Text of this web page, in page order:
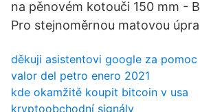
na pěnovém kotouči 150 mm -
Pro stejnoměrnou matovou
děkuji asistentovi google za pomoc
valor del petro enero 2021
kde okamžitě koupit bitcoin v usa
kryptoobchodní signály